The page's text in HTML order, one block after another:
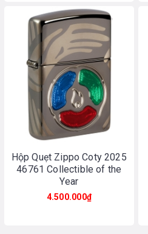
Hộp Quẹt Zippo Coty 2025
46761 Collectible of the
Year
4.500.000₫